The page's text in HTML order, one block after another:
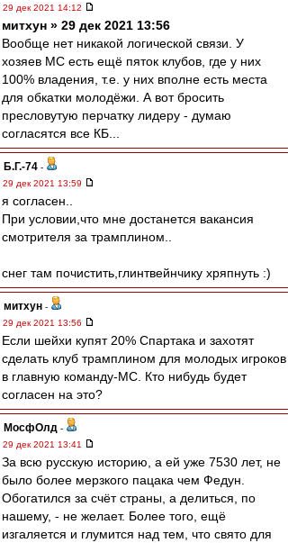
29 дек 2021 14:12
митхун » 29 дек 2021 13:56
Вообще нет никакой логической связи. У
хозяев МС есть ещё пяток клубов, где у них
100% владения, т.е. у них вполне есть места
для обкатки молодёжи. А вот бросить
пресловутую перчатку лидеру - думаю
согласятся все КБ...
Б.Г.-74 -
29 дек 2021 13:59
я согласен..
При условии,что мне достанется вакансия
смотрителя за трамплином..
снег там почистить,глинтвейнчику хряпнуть :)
митхун -
29 дек 2021 13:56
Если шейхи купят 20% Спартака и захотят
сделать клуб трамплином для молодых игроков
в главную команду-МС. Кто нибудь будет
согласен на это?
МосфОлд -
29 дек 2021 13:41
За всю русскую историю, а ей уже 7530 лет, не
было более мерзкого пацака чем Федун.
Обогатился за счёт страны, а делиться, по
нашему, - не желает. Более того, ещё
изгаляется и глумится над тем, что свято для